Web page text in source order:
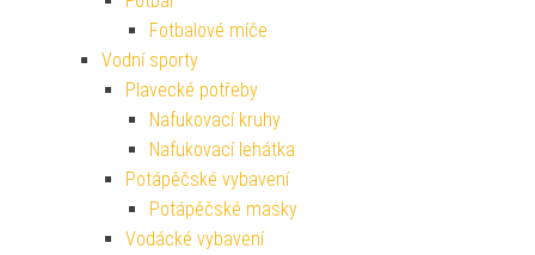
Fotbalové míče
Vodní sporty
Plavecké potřeby
Nafukovací kruhy
Nafukovací lehátka
Potápěčské vybavení
Potápěčské masky
Vodácké vybavení